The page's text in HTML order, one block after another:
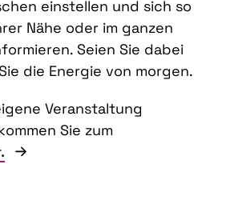
einstellen und sich so
Nähe oder im ganzen
Seien Sie dabei
die Energie von morgen.
Veranstaltung
Sie zum